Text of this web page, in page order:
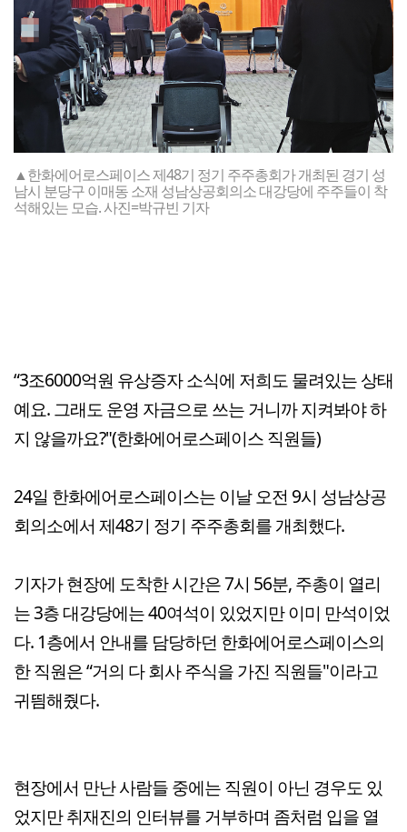
▲한화에어로스페이스 제48기 정기 주주총회가 개최된 경기 성
남시 분당구 이매동 소재 성남상공회의소 대강당에 주주들이 착
석해있는 모습. 사진=박규빈 기자
“3조6000억원 유상증자 소식에 저희도 물려있는 상태
예요. 그래도 운영 자금으로 쓰는 거니까 지켜봐야 하
지 않을까요?"(한화에어로스페이스 직원들)
24일 한화에어로스페이스는 이날 오전 9시 성남상공
회의소에서 제48기 정기 주주총회를 개최했다.
기자가 현장에 도착한 시간은 7시 56분, 주총이 열리
는 3층 대강당에는 40여석이 있었지만 이미 만석이었
다. 1층에서 안내를 담당하던 한화에어로스페이스의
한 직원은 “거의 다 회사 주식을 가진 직원들"이라고
귀띔해줬다.
현장에서 만난 사람들 중에는 직원이 아닌 경우도 있
었지만 취재진의 인터뷰를 거부하며 좀처럼 입을 열